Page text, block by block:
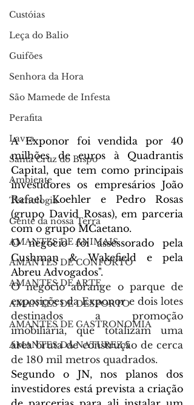
Custóias
Leça do Balio
Guifões
Senhora da Hora
São Mamede de Infesta
Perafita
Lavra
Santa Cruz do Bispo
Ambiente
Tecnologia
Gente da nossa Terra
AMANTES DE ANIMAIS
AMANTES DE CONFORTO
AMANTES DE ARTE
AMANTES DE DESPORTO
AMANTES DE GASTRONOMIA
AMANTES DA NATUREZA
A Exponor foi vendida por 40
milhões de euros à Quadrantis
Capital, que tem como principais
investidores os empresários João
Rafael Koehler e Pedro Rosas
(grupo David Rosas), em parceria
com o grupo MCaetano.
O negócio foi assessorado pela
Cushman & Wakefield e pela
Abreu Advogados".
O negócio abrange o parque de
exposições da Exponor e dois lotes
destinados a promoção
imobiliária, que totalizam uma
área bruta de construção de cerca
de 180 mil metros quadrados.
Segundo o JN, nos planos dos
investidores está prevista a criação